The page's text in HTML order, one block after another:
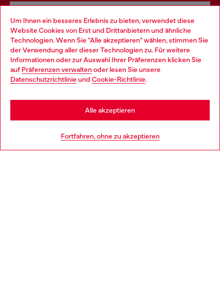
Um Ihnen ein besseres Erlebnis zu bieten, verwendet diese
Website Cookies von Erst und Drittanbietern und ähnliche
Technologien. Wenn Sie "Alle akzeptieren" wählen, stimmen Sie
der Verwendung aller dieser Technologien zu. Für weitere
Informationen oder zur Auswahl Ihrer Präferenzen klicken Sie
auf Präferenzen verwaltenoder lesen Sie unsere
Datenschutzrichtlinieund Cookie-Richtlinie.
Fortfahren, ohne zu akzeptieren
Alle akzeptieren
Omnichannel-Services
Entdecke unser gesamtes Service-Angebot, online und
im Store.
Mehr erfahren
Choose your location
You are currently browsing Deutschland website, but it seems
you may be based in United States